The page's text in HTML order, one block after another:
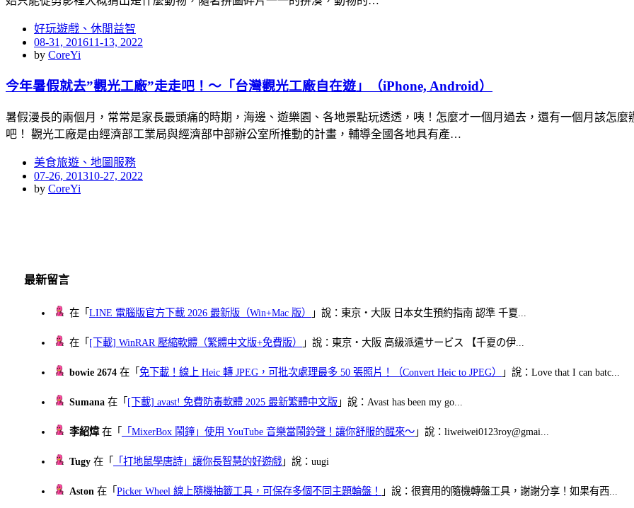
好玩遊戲、休閒益智
Posted
on
08-31, 201611-13, 2022
by CoreYi
今年暑假就去”觀光工廠”走走吧！～「台灣觀光工廠自在遊」（iPhone, Android）
暑假漫長的兩個月，常常是家長最頭痛的時期，海邊、遊樂園、各地景點玩透透，咦！怎麼才一個月過去，還有一個月該怎
吧！ 觀光工廠是由經濟部工業局與經濟部中部辦公室所推動的計畫，輔導全國各地具有產…
美食旅遊、地圖服務
Posted
on
07-26, 201310-27, 2022
by CoreYi
最新留言
在「LINE 電腦版官方下載 2026 最新版（Win+Mac 版） 」說：東京・大阪 日本女生預約指南 認準 千夏...
在「 [下載] WinRAR 壓縮軟體（繁體中文版+免費版） 」說：東京・大阪 高級派遣サービス 【千夏の伊...
bowie 2674 在「免下載！線上 Heic 轉 JPEG，可批次處理最多 50 張照片！（Convert Heic to JPEG） 」說：Love that I can batc...
Sumana 在「 [下載] avast! 免費防毒軟體 2025 最新繁體中文版 」說：Avast has been my go...
李紹煒在「 「MixerBox 鬧鐘」使用 YouTube 音樂當鬧鈴聲！讓你舒服的醒來～ 」說：liweiwei0123roy@gmai...
Tugy 在「 「打地鼠學唐詩」讓你長智慧的好遊戲 」說：uugi
Aston 在「Picker Wheel 線上隨機抽籤工具，可保存多個不同主題輪盤！ 」說：很實用的隨機轉盤工具，謝謝分享！如果有西...